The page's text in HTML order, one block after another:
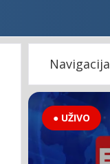
Navigacija
● UŽIVO